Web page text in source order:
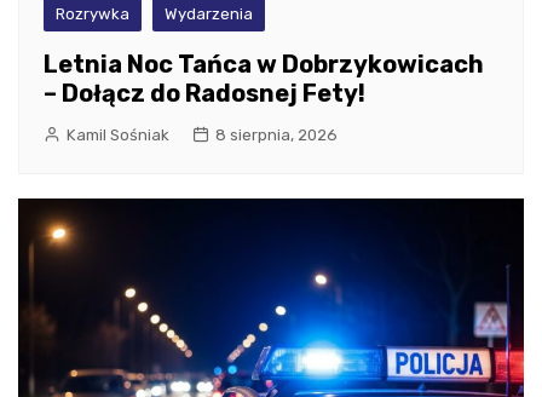
Rozrywka Wydarzenia
Letnia Noc Tańca w Dobrzykowicach
– Dołącz do Radosnej Fety!
Kamil Sośniak 8 sierpnia, 2026